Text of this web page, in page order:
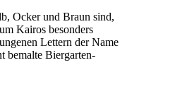
Ocker und Braun sind,
Kairos besonders
Lettern der Name
bemalte Biergarten-